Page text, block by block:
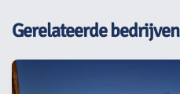
Gerelateerde bedrijven